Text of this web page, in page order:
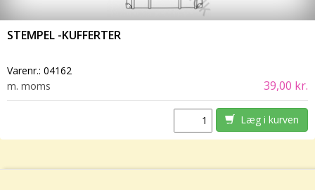
STEMPEL -KUFFERTER
Varenr.: 04162
m. moms
39,00 kr.
Læg i kurven